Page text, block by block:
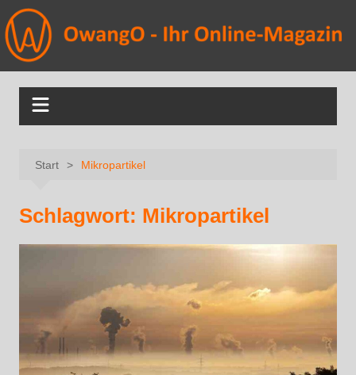
Start Mikropartikel
Schlagwort: Mikropartikel